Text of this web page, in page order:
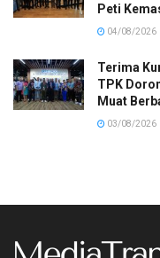
Peti
04/08/2026
Terima
TPK
Muat
03/08/2026